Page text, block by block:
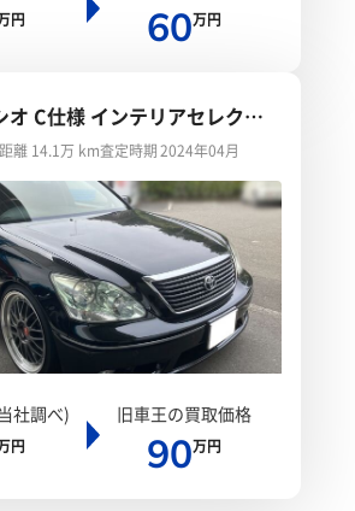
円 60万円
オ C仕様 インテリアセレクシ
離 14.1万 km査定時期 2024年04月
社調べ)
円
旧車王の買取価格
90万円